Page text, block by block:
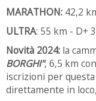
MARATHON: 42,2
ULTRA: 55 km - D+
Novità 2024: la
BORGHI", 6,5 km
iscrizioni per
direttamente in